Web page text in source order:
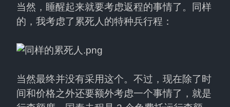
当然，睡醒起来就要考虑返程的事情了。同样
的，我考虑了累死人的特种兵行程：
当然最终并没有采用这个。不过，现在除了时
间和价格之外还要额外考虑一个事情了，就是